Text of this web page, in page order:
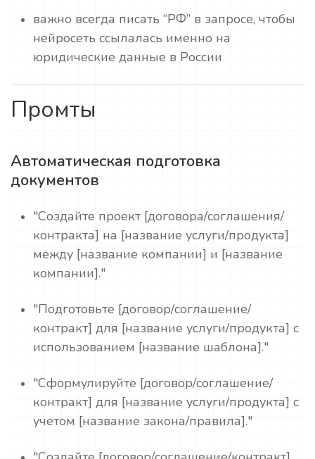
важно всегда писать “РФ” в запросе, чтобы
нейросеть ссылалась именно на
юридические данные в России
Промты
Автоматическая подготовка
документов
"Создайте проект [договора/соглашения/
контракта] на [название услуги/продукта]
между [название компании] и [название
компании]."
"Подготовьте [договор/соглашение/
контракт] для [название услуги/продукта] с
использованием [название шаблона]."
"Сформулируйте [договор/соглашение/
контракт] для [название услуги/продукта] с
учетом [название закона/правила]."